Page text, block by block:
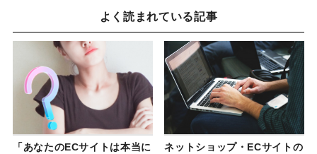
よく読まれている記事
「あなたのECサイトは本当に
ネットショップ・ECサイトの